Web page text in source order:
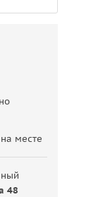
месте
48